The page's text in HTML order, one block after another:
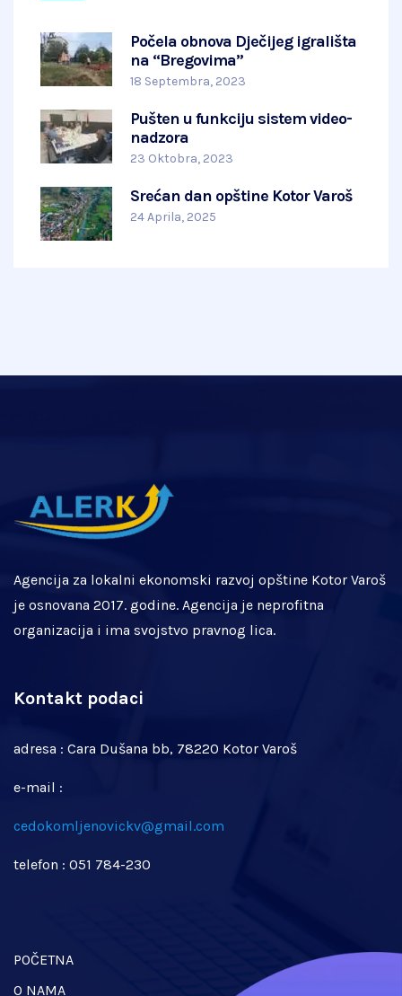
Počela obnova Dječijeg igrališta
na “Bregovima”
18 Septembra, 2023
Pušten u funkciju sistem video-
nadzora
23 Oktobra, 2023
Srećan dan opštine Kotor Varoš
24 Aprila, 2025
Agencija za lokalni ekonomski razvoj opštine Kotor Varoš
je osnovana 2017. godine. Agencija je neprofitna
organizacija i ima svojstvo pravnog lica.
Kontakt podaci
adresa : Cara Dušana bb, 78220 Kotor Varoš
e-mail :
cedokomljenovickv@gmail.com
telefon : 051 784-230
POČETNA
O NAMA